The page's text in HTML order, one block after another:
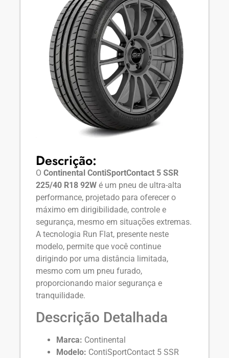
Descrição:
O Continental ContiSportContact 5 SSR
225/40 R18 92W é um pneu de ultra-alta
performance, projetado para oferecer o
máximo em dirigibilidade, controle e
segurança, mesmo em situações extremas.
A tecnologia Run Flat, presente neste
modelo, permite que você continue
dirigindo por uma distância limitada,
mesmo com um pneu furado,
proporcionando maior segurança e
tranquilidade.
Descrição Detalhada
Marca: Continental
Modelo: ContiSportContact 5 SSR